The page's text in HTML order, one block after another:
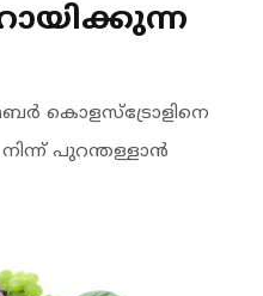
കൊളസ്‌ട്രോളിനെ
പുറന്തള്ളാൻ